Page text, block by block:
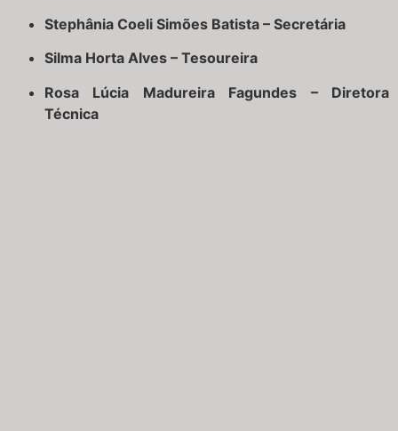
Stephânia Coeli Simões Batista – Secretária
Silma Horta Alves – Tesoureira
Rosa Lúcia Madureira Fagundes – Diretora
Técnica